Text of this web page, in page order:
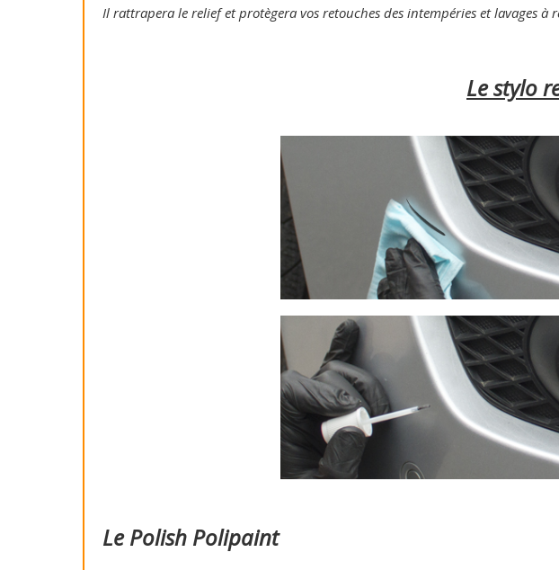
Il rattrapera le relief et protègera vos retouches des intempéries et lavages à
Le stylo
Le Polish Polipaint